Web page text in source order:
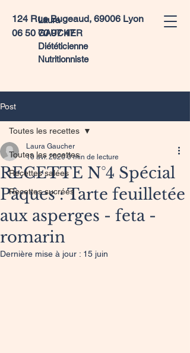
Laura
GAUCHER
Diététicienne
Nutritionniste
124 Rue Bugeaud, 69006 Lyon
06 50 70 97 47
Post
Toutes les recettes
Recettes salées
Recettes sucrées
Toutes les recettes
RECETTE N°4 Spécial
Pâques : Tarte feuilletée
aux asperges - feta -
romarin
Laura Gaucher
10 avr. 2020 0 min de lecture
Dernière mise à jour : 15 juin